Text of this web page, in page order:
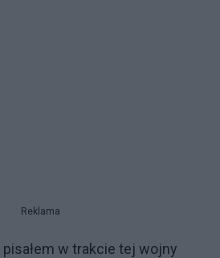
Reklama
w trakcie tej wojny